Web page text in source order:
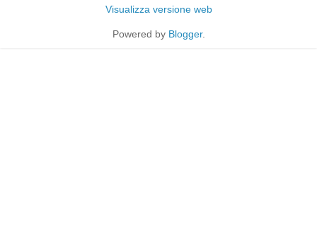
Visualizza versione web
Powered by Blogger.